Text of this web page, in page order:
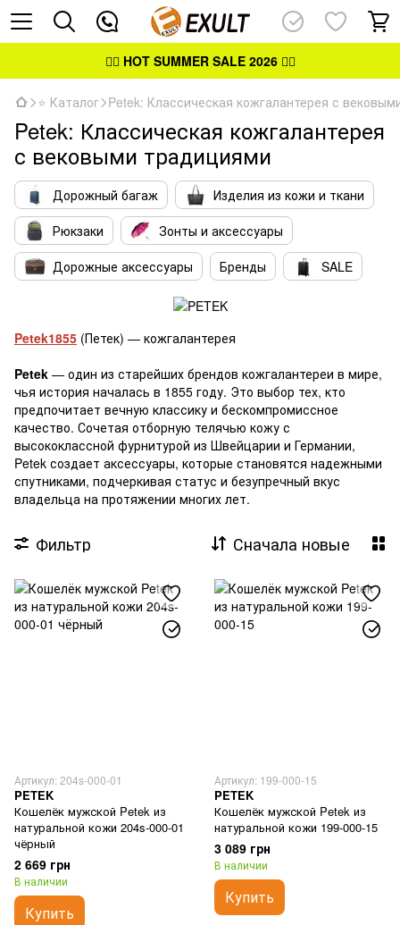
👉🏻 HOT SUMMER SALE 2026👈🏻
⭐ Каталог Petek: Классическая кожгалантерея с
Petek: Классическая кожгалантерея
с вековыми традициями
Дорожный багаж
Изделия из кожи и ткани
Рюкзаки
Зонты и аксессуары
Дорожные аксессуары
Бренды SALE
Petek1855 (Петек) — кожгалантерея
Petek — один из старейших брендов кожгалантереи в мире,
чья история началась в 1855 году. Это выбор тех, кто
предпочитает вечную классику и бескомпромиссное
качество. Сочетая отборную телячью кожу с
высококлассной фурнитурой из Швейцарии и Германии,
Petek создает аксессуары, которые становятся надежными
спутниками, подчеркивая статус и безупречный вкус
владельца на протяжении многих лет.
Фильтр Сначала новые
Артикул: 204s-000-01
PETEK
Кошелёк мужской Petek из
натуральной кожи 204s-000-01
чёрный
2 669 грн
В наличии
Купить
Артикул: 199-000-15
PETEK
Кошелёк мужской Petek из
натуральной кожи 199-000-15
3 089 грн
В наличии
Купить